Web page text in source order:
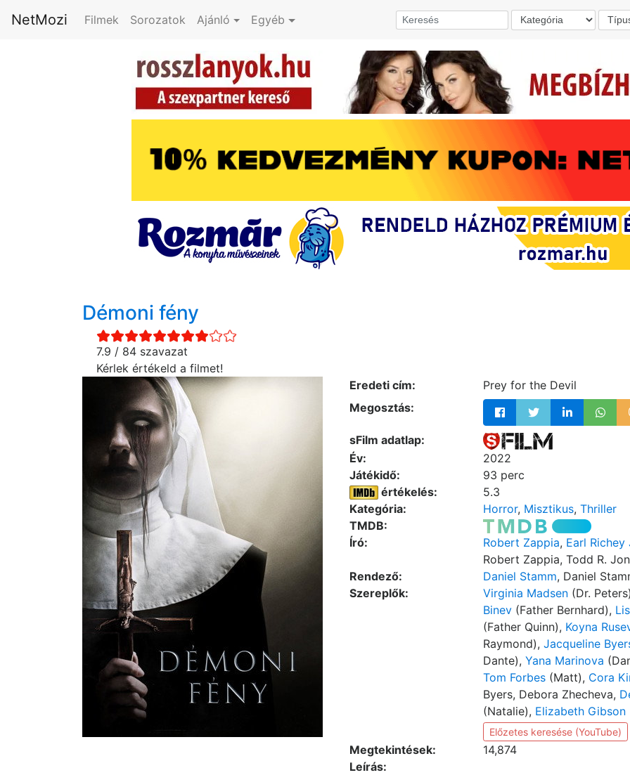
NetMozi Filmek Sorozatok Ajánló Egyéb
Démoni fény
7.9 / 84 szavazat
Kérlek értékeld a filmet!
Eredeti cím:
Prey for the Devil
Megosztás:
sFilm adatlap:
Év:
2022
Játékidő:
93 perc
értékelés:
5.3
Kategória:
Horror, Misztikus, Thriller
TMDB:
Író:
Robert Zappia, Earl Richey
Robert Zappia, Todd R.
Rendező:
Daniel Stamm, Daniel
Szereplők:
Virginia Madsen (Dr.
Binev (Father Bernhard),
(Father Quinn), Koyna
Raymond), Jacqueline
Dante), Yana Marinova
Tom Forbes (Matt), Cora
Byers, Debora Zhecheva,
(Natalie), Elizabeth Gibson
Előzetes keresése (YouTube)
Megtekintések:
14,874
Leírás: